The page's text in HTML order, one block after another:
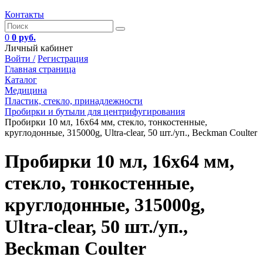
Контакты
0 0 руб.
Личный кабинет
Войти / Регистрация
Главная страница
Каталог
Медицина
Пластик, стекло, принадлежности
Пробирки и бутыли для центрифугирования
Пробирки 10 мл, 16х64 мм, стекло, тонкостенные,
круглодонные, 315000g, Ultra-clear, 50 шт./уп., Beckman Coulter
Пробирки 10 мл, 16х64 мм,
стекло, тонкостенные,
круглодонные, 315000g,
Ultra-clear, 50 шт./уп.,
Beckman Coulter